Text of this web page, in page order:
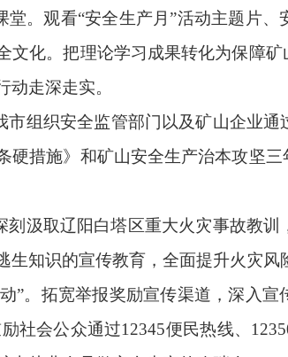
堂。 观看“安全生产月”活动主题片
文化。把理论学习成果转化为保障
走深走实。
市组织安全监管部门 以及矿山企业通
硬措施》和矿山安全生产治本攻坚
刻汲取辽阳白塔区重大火灾事故教
知识的宣传教育，全面提升火灾风
”。拓宽举报奖励宣传渠道，深入
社会公众通过12345便民热线、